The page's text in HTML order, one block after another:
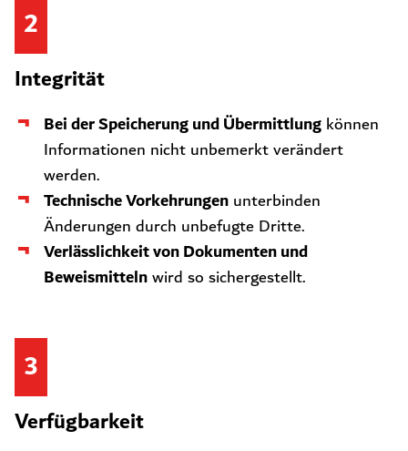
2
Integrität
Bei der Speicherung und Übermittlungkönnen
Informationen nicht unbemerkt verändert
werden.
Technische Vorkehrungenunterbinden
Änderungen durch unbefugte Dritte.
Verlässlichkeit von Dokumenten und
Beweismittelnwird so sichergestellt.
3
Verfügbarkeit